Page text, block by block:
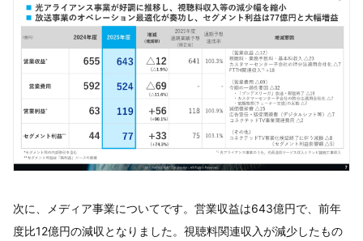
次に、メディア事業についてです。営業収益は643億円で、前年
度比12億円の減収となりました。視聴料関連収入が減少したもの